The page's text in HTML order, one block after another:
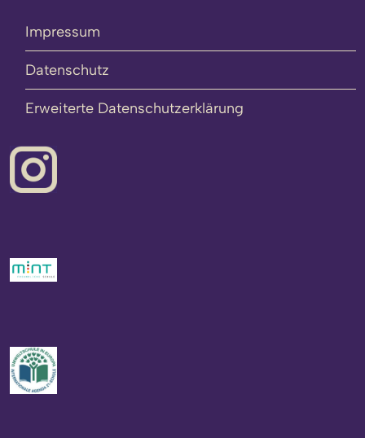
Impressum
Datenschutz
Erweiterte Datenschutzerklärung